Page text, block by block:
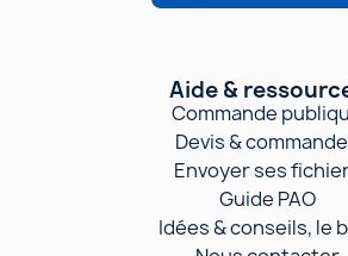
Aide &
Commande
Devis &
Envoyer ses
Guide PAO
Idées & conseils, le